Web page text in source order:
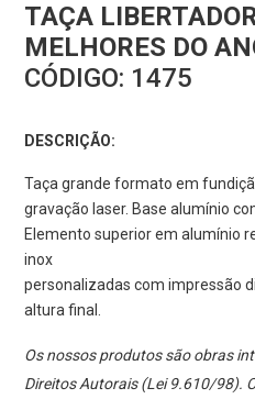
TAÇA
MELHORES DO
CÓDIGO: 1475
DESCRIÇÃO:
Taça grande formato em
gravação laser. Base alumínio
Elemento superior em alumínio
inox
personalizadas com impressão
altura final.
Os nossos produtos são obras
Direitos Autorais (Lei 9.610/98).